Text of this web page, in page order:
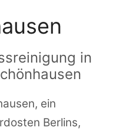
in
ein
Berlins,